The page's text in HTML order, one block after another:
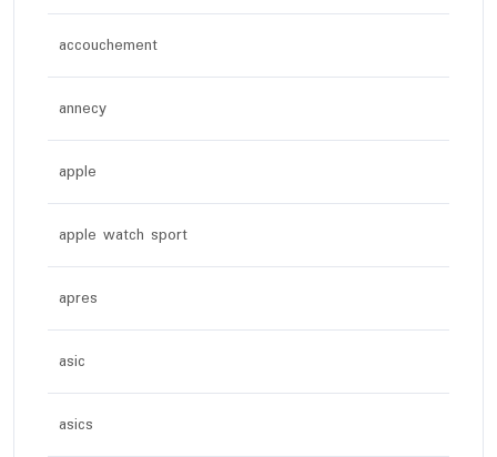
accouchement
annecy
apple
apple watch sport
apres
asic
asics